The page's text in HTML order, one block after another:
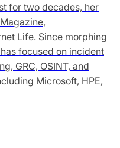
for two decades, her
Life. Since morphing
focused on incident
GRC, OSINT, and
Microsoft, HPE,